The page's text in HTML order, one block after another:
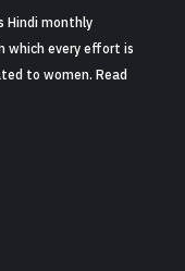
Hindi monthly
which every effort is
to women. Read